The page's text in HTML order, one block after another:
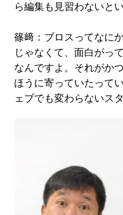
ら編集も見習わないと
篠﨑：ブロスってなに
じゃなくて、面白がっ
なんですよ。それがか
ほうに寄っていたって
ェブでも変わらないス